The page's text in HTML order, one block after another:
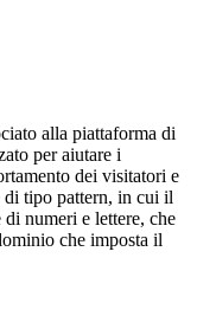
alla piattaforma di
per aiutare i
dei visitatori e
di tipo pattern, in cui il
numeri e lettere, che
che imposta il